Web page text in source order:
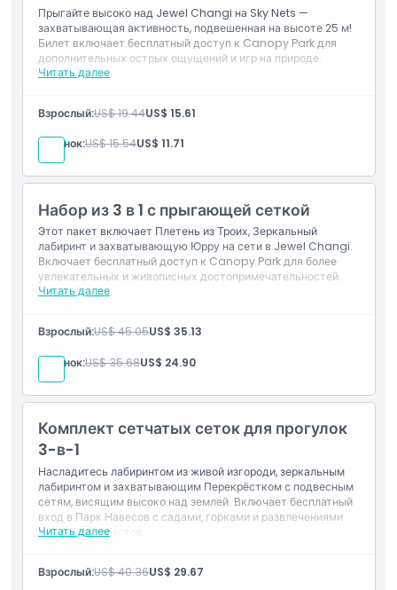
Прыгайте высоко над Jewel Changi на Sky Nets —
захватывающая активность, подвешенная на высоте 25 м!
Билет включает бесплатный доступ к Canopy Park для
дополнительных острых ощущений и игр на природе.
Читать далее
Прыгайте по Manulife Sky Nets на высоте 25
Бесплатный доступ к Canopy Park
Взрослый:US$ 19.44US$ 15.61
Ребенок:US$ 15.54US$ 11.71
Набор из 3 в 1 с прыгающей сеткой
Этот пакет включает Плетень из Троих, Зеркальный
лабиринт и захватывающую Юрру на сети в Jewel Changi.
Включает бесплатный доступ к Canopy Park для более
увлекательных и живописных достопримечательностей.
Читать далее
Доступ к Плетень из Троих, Зеркальный лабиринт и
Бесплатный вход в Canopy Park
Взрослый:US$ 45.05US$ 35.13
Ребенок:US$ 35.68US$ 24.90
Комплект сетчатых сеток для прогулок
3-в-1
Насладитесь лабиринтом из живой изгороди, зеркальным
лабиринтом и захватывающим Перекрёстком с подвесным
сетям, висящим высоко над землей. Включает бесплатный
вход в Парк Навесов с садами, горками и развлечениями
для всех возрастов.
Читать далее
Включено в стоимость
Взрослый:US$ 40.36US$ 29.67